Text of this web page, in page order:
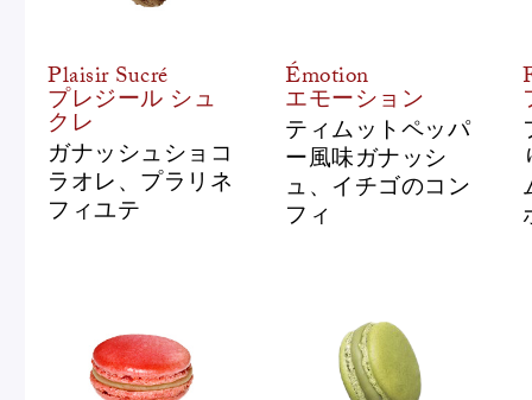
Plaisir Sucré
プレジール シュ
クレ
ガナッシュショコ
ラオレ、プラリネ
フィユテ
Émotion
エモーション
ティムットペッパ
ー風味ガナッシ
ュ、イチゴのコン
フィ